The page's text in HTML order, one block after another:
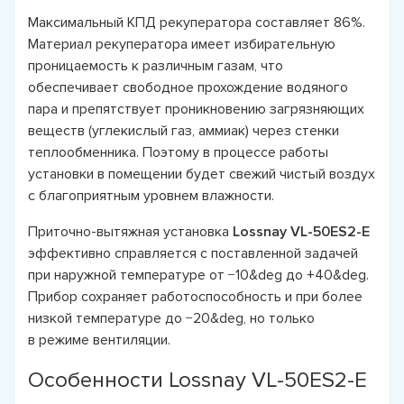
Максимальный КПД рекуператора составляет 86%.
Материал рекуператора имеет избирательную
проницаемость к различным газам, что
обеспечивает свободное прохождение водяного
пара и препятствует проникновению загрязняющих
веществ (углекислый газ, аммиак) через стенки
теплообменника. Поэтому в процессе работы
установки в помещении будет свежий чистый воздух
с благоприятным уровнем влажности.
Приточно-вытяжная установка Lossnay VL-50ES2-E
эффективно справляется с поставленной задачей
при наружной температуре от −10&deg до +40&deg.
Прибор сохраняет работоспособность и при более
низкой температуре до −20&deg, но только
в режиме вентиляции.
Особенности Lossnay VL-50ES2-E